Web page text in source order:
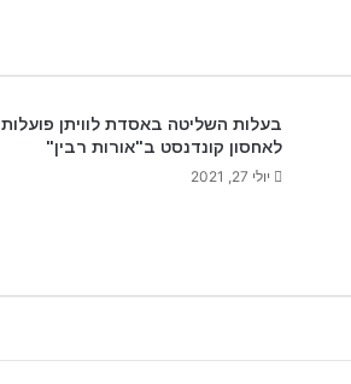
בעלות השליטה באסדת לוויתן פועלות
לאחסון קונדנסט ב"אורות רבין"
יולי 27, 2021